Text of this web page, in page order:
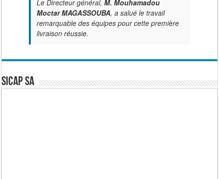
Le Directeur général, M. Mouhamadou
Moctar MAGASSOUBA, a salué le travail
remarquable des équipes pour cette première
livraison réussie.
SICAP SA